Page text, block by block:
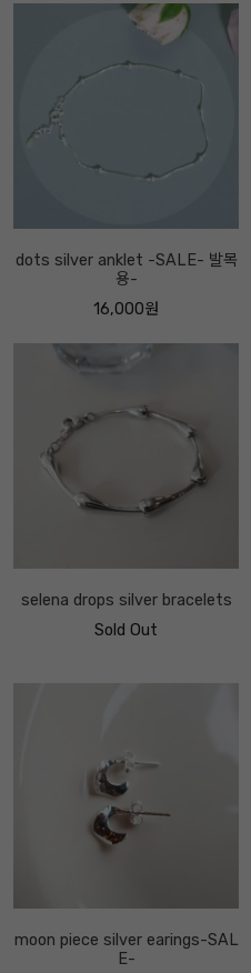
dots silver anklet -SALE- 발목
용-
16,000원
selena drops silver bracelets
Sold Out
moon piece silver earings-SAL
E-